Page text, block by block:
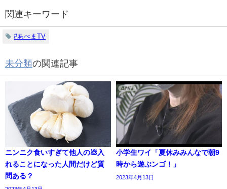
関連キーワード
#あべまTV
未分類の関連記事
ニンニク食いすぎて他人の💩入
れることになった人間だけど質
問ある？
小学生ワイ「夏休みみんなで朝9
時から遊ぶンゴ！」
2023年4月13日